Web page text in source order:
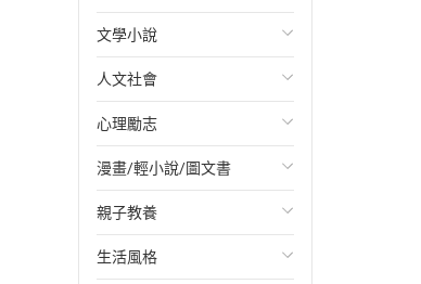
投資理財
經濟/趨勢
財務/金融
管理/領導
職場工作術
成功法
文學小說
歐美文學
日本文學
韓國文學
華文文學
經典文學
人文社會
國際關係
政治
社會科學
台灣/中國歷史
心理勵志
心靈成長/情緒
人際關係
兩性關係
漫畫/輕小說/圖文書
輕小說
奇幻/科幻
親子教養
教育現場
生活風格